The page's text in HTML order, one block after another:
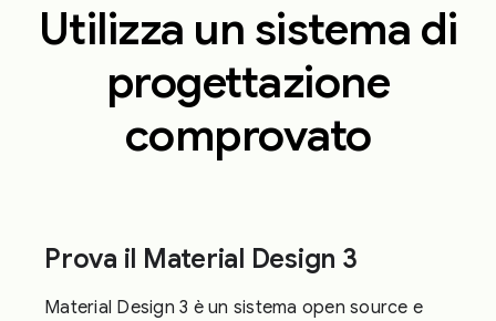
Utilizza un sistema di
progettazione
comprovato
Prova il Material Design 3
Material Design 3 è un sistema open source e